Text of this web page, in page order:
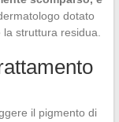
dotato
struttura residua.
il pigmento di